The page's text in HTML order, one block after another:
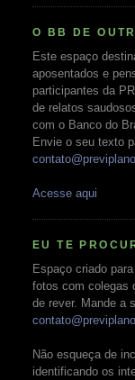
O BB DE
Este espaço
aposentados e
participantes da
de relatos
com o Banco do
Envie o seu texto
Acesse aqui
EU TE
Espaço criado
fotos com colegas
de rever. Mande a
Não esqueça de
identificando os